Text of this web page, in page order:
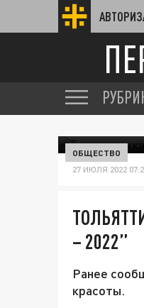
ОБЩЕСТВО
27 ИЮЛЯ 2022
– 2022”
Ранее
красоты.